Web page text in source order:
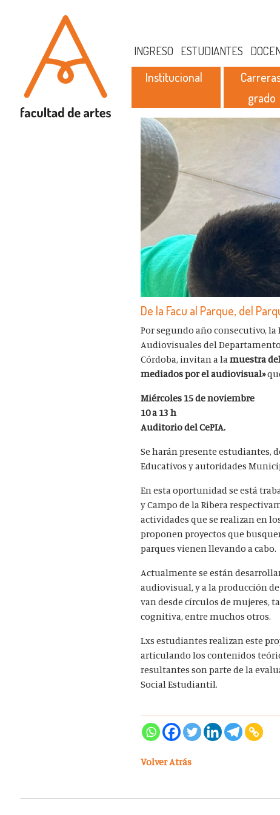
INGRESO ESTUDIANTES
Institucional
grado
De la Facu al Parque, del
Por segundo año consecutivo,
Audiovisuales del
Córdoba, invitan a lamuestra
mediados por el audiovisual»
Miércoles 15 de noviembre
10 a 13 h
Auditorio del CePIA.
Se harán presente estudiantes,
Educativos y autoridades
En esta oportunidad se está
y Campo de la Ribera
actividades que se realizan en
proponen proyectos que
parques vienen llevando a cabo.
Actualmente se están
audiovisual, y a la producción
van desde círculos de mujeres,
cognitiva, entre muchos otros.
Lxs estudiantes realizan este
articulando los contenidos
resultantes son parte de la
Social Estudiantil.
Volver Atrás